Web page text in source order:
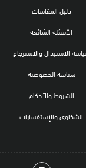
دليل المقاسات
الأسئلة الشائعة
الاستبدال والاسترجاع
سياسة الخصوصية
الشروط والأحكام
الشكاوى والإستفسارات